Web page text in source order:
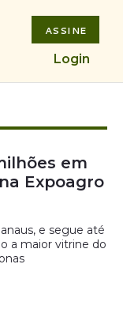
ASSINE
Login
em
Expoagro
e segue até
a maior vitrine do